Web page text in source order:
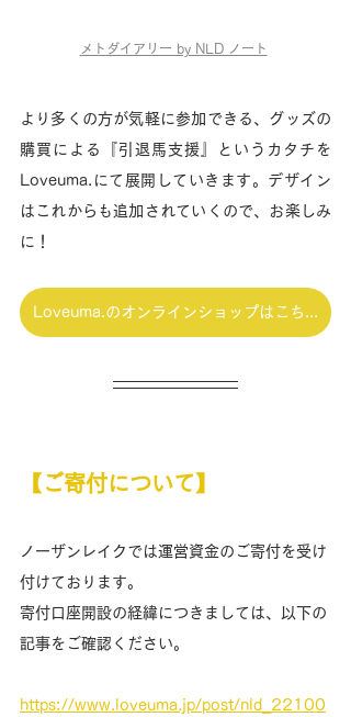
メトダイアリー by NLD ノート
より多くの方が気軽に参加できる、グッズの
購買による『引退馬支援』というカタチを
Loveuma.にて展開していきます。デザイン
はこれからも追加されていくので、お楽しみ
に！
Loveuma.のオンラインショップはこちら
【ご寄付について】
ノーザンレイクでは運営資金のご寄付を受け
付けております。
寄付口座開設の経緯につきましては、以下の
記事をご確認ください。
https://www.loveuma.jp/post/nld_22100